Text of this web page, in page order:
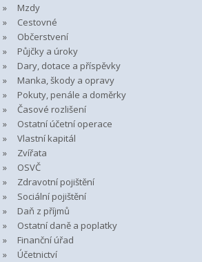
Mzdy
Cestovné
Občerstvení
Půjčky a úroky
Dary, dotace a příspěvky
Manka, škody a opravy
Pokuty, penále a doměrky
Časové rozlišení
Ostatní účetní operace
Vlastní kapitál
Zvířata
OSVČ
Zdravotní pojištění
Sociální pojištění
Daň z příjmů
Ostatní daně a poplatky
Finanční úřad
Účetnictví